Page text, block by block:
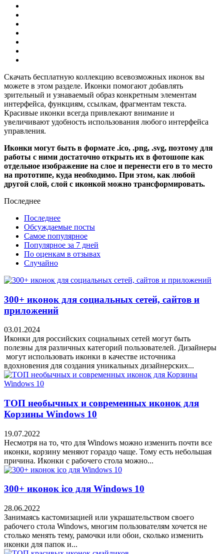
Скачать бесплатную коллекцию всевозможных иконок вы
можете в этом разделе. Иконки помогают добавлять
зрительный и узнаваемый образ конкретным элементам
интерфейса, функциям, ссылкам, фрагментам текста.
Красивые иконки всегда привлекают внимание и
увеличивают удобность использования любого интерфейса
управления.
Иконки могут быть в формате .ico, .png, .svg, поэтому для
работы с ними достаточно открыть их в фотошопе как
отдельное изображение на слое и перенести его в то место
на прототипе, куда необходимо. При этом, как любой
другой слой, слой с иконкой можно трансформировать.
Последнее
Последнее
Обсуждаемые посты
Самое популярное
Популярное за 7 дней
По оценкам в отзывах
Случайно
300+ иконок для социальных сетей, сайтов и
приложений
03.01.2024
Иконки для российских социальных сетей могут быть
полезны для различных категорий пользователей. Дизайнеры
могут использовать иконки в качестве источника
вдохновения для создания уникальных дизайнерских...
ТОП необычных и современных иконок для
Корзины Windows 10
19.07.2022
Несмотря на то, что для Windows можно изменить почти все
иконки, корзину меняют гораздо чаще. Тому есть небольшая
причина. Иконки с рабочего стола можно...
300+ иконок ico для Windows 10
28.06.2022
Занимаясь кастомизацией или украшательством своего
рабочего стола Windows, многим пользователям хочется не
столько менять тему, рамочки или обои, сколько изменить
иконки для папок и...